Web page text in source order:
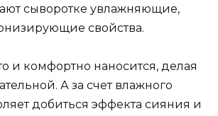
сыворотке увлажняющие,
свойства.
и комфортно наносится, делая
А за счет влажного
добиться эффекта сияния и